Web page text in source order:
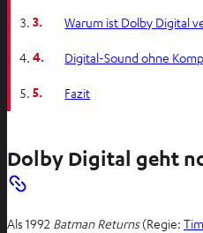
3. Warum ist Dolby Digital
4. Digital-Sound ohne
5. Fazit
Dolby Digital geht
Als 1992 Batman Returns(Regie: